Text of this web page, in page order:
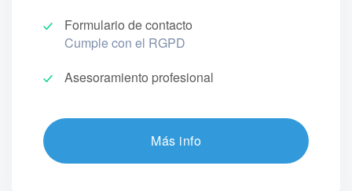
Formulario de contacto
Cumple con el RGPD
Asesoramiento profesional
Más info